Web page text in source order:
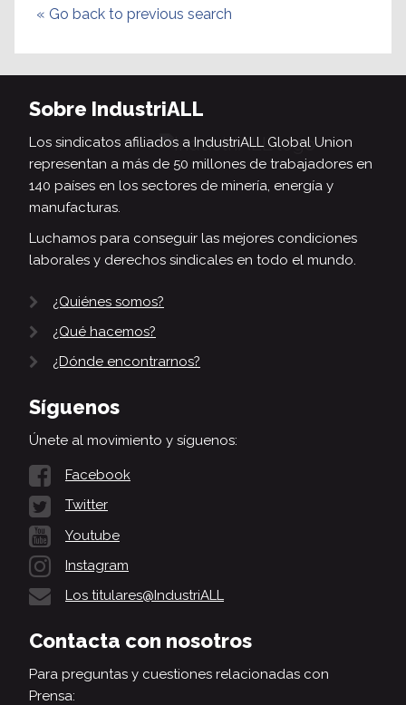
« Go back to previous search
Sobre IndustriALL
Los sindicatos afiliados a IndustriALL Global Union
representan a más de 50 millones de trabajadores en
140 países en los sectores de minería, energía y
manufacturas.
Luchamos para conseguir las mejores condiciones
laborales y derechos sindicales en todo el mundo.
¿Quiénes somos?
¿Qué hacemos?
¿Dónde encontrarnos?
Síguenos
Únete al movimiento y síguenos:
Facebook
Twitter
Youtube
Instagram
Los titulares@IndustriALL
Contacta con nosotros
Para preguntas y cuestiones relacionadas con
Prensa: